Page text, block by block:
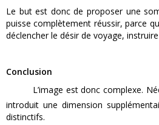
Le but est donc de proposer une
puisse complètement réussir, parce
déclencher le désir de voyage,
Conclusion
L’image est donc complexe. Née
introduit une dimension
distinctifs.